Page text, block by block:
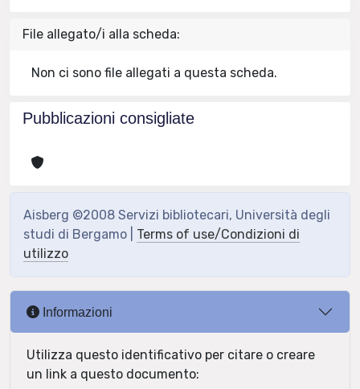
File allegato/i alla scheda:
Non ci sono file allegati a questa scheda.
Pubblicazioni consigliate
Aisberg ©2008 Servizi bibliotecari, Università degli
studi di Bergamo | Terms of use/Condizioni di
utilizzo
Informazioni
Utilizza questo identificativo per citare o creare
un link a questo documento: